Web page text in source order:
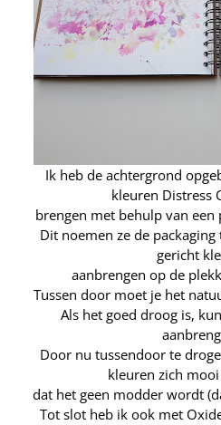
Ik heb de achtergrond
kleuren Distress
brengen met behulp van een
Dit noemen ze de
gericht
aanbrengen op de
Tussen door moet je het
Als het goed droog is,
Door nu tussendoor te
kleuren zich
dat het geen modder wordt
Tot slot heb ik ook met